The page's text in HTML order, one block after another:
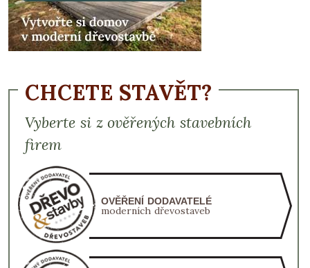
CHCETE STAVĚT?
Vyberte si z ověřených stavebních
firem
OVĚŘENÍ DODAVATELÉ
moderních dřevostaveb